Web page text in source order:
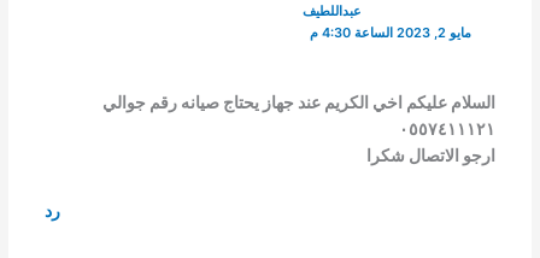
عبداللطيف
مايو 2, 2023 الساعة 4:30 م
السلام عليكم اخي الكريم عند جهاز يحتاج صيانه رقم جوالي
٠٥٥٧٤١١١٢١
ارجو الاتصال شكرا
رد